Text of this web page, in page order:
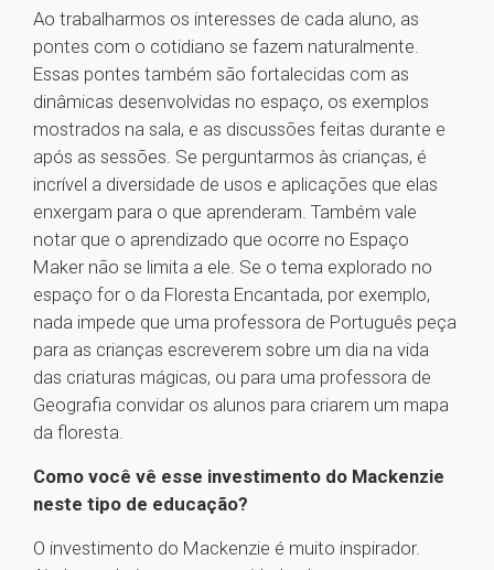
Ao trabalharmos os interesses de cada aluno, as
pontes com o cotidiano se fazem naturalmente.
Essas pontes também são fortalecidas com as
dinâmicas desenvolvidas no espaço, os exemplos
mostrados na sala, e as discussões feitas durante e
após as sessões. Se perguntarmos às crianças, é
incrível a diversidade de usos e aplicações que elas
enxergam para o que aprenderam. Também vale
notar que o aprendizado que ocorre no Espaço
Maker não se limita a ele. Se o tema explorado no
espaço for o da Floresta Encantada, por exemplo,
nada impede que uma professora de Português peça
para as crianças escreverem sobre um dia na vida
das criaturas mágicas, ou para uma professora de
Geografia convidar os alunos para criarem um mapa
da floresta.
Como você vê esse investimento do Mackenzie
neste tipo de educação?
O investimento do Mackenzie é muito inspirador.